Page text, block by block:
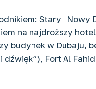
Stary i Nowy
na najdroższy
budynek w Dubaju,
Fort Al